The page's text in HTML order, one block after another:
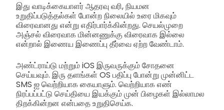
இது வாடிக்கையாளர் ஆதரவு வரி, நியமன
உறுதிப்படுத்தல்கள் போன்ற நிலையில் உரை மிகவும்
விரைவானது என்று எதிர்பார்க்கின்றது. செயல்முறை
அஞ்சல் விரைவாக மின்னணுக்கு விரைவாக இல்லை
என்றால் இணைய இணைப்பு தீர்வை ஏற்ற வேண்டாம்.
அண்ட்ராய்டு மற்றும் iOS இருவருக்கும் சோதனை
செய்யவும். இரு தளங்கள் OS பதிப்பு போன்று முன்னிட்ட
SMS ஐ வெற்றியாக கையாளும். வெற்றியாக எண்
நிரப்பப்பட்டு செய்தியை இயக்கும் முன் பிழைகள் இல்லாமல
திறக்கின்றன என்பதை உறுதிசெய்க.